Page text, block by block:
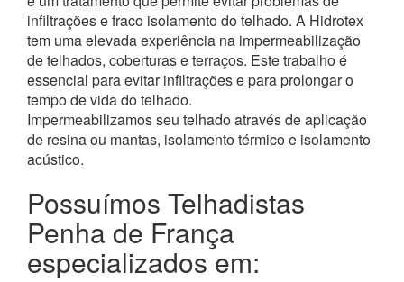
infiltrações e fraco isolamento do telhado. A Hidrotex
tem uma elevada experiência na impermeabilização
de telhados, coberturas e terraços. Este trabalho é
essencial para evitar infiltrações e para prolongar o
tempo de vida do telhado.
Impermeabilizamos seu telhado através de aplicação
de resina ou mantas, isolamento térmico e isolamento
acústico.
Possuímos Telhadistas
Penha de França
especializados em: